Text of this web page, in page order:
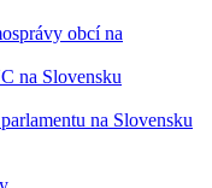
obcí na
na Slovensku
na Slovensku